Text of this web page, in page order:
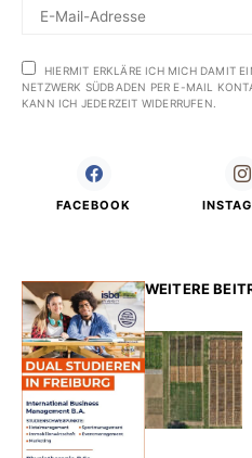
HIERMIT ERKLÄRE ICH MICH DAMIT
NETZWERK SÜDBADEN PER E-MAIL
KANN ICH JEDERZEIT WIDERRUFEN.
FACEBOOK
WEITERE